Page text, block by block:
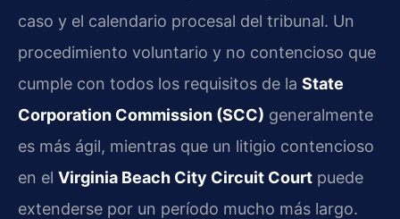
caso y el calendario procesal del tribunal. Un
procedimiento voluntario y no contencioso que
cumple con todos los requisitos de la State
Corporation Commission (SCC) generalmente
es más ágil, mientras que un litigio contencioso
en el Virginia Beach City Circuit Court puede
extenderse por un período mucho más largo.